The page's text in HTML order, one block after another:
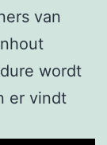
van
wordt
er vindt